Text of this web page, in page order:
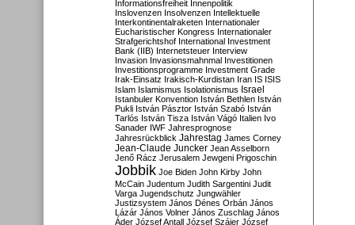
Informationsfreiheit Innenpolitik
Inslovenzen Insolvenzen Intellektuelle
Interkontinentalraketen Internationaler
Eucharistischer Kongress Internationaler
Strafgerichtshof International Investment
Bank (IIB) Internetsteuer Interview
Invasion Invasionsmahnmal Investitionen
Investitionsprogramme Investment Grade
Irak-Einsatz Irakisch-Kurdistan Iran IS ISIS
Islam Islamismus Isolationismus Israel
Istanbuler Konvention István Bethlen István
Pukli István Pásztor István Szabó István
Tarlós István Tisza István Vágó Italien Ivo
Sanader IWF Jahresprognose
Jahresrückblick Jahrestag James Corney
Jean-Claude Juncker Jean Asselborn
Jenő Rácz Jerusalem Jewgeni Prigoschin
Jobbik Joe Biden John Kirby John
McCain Judentum Judith Sargentini Judit
Varga Jugendschutz Jungwähler
Justizsystem János Dénes Orbán János
Lázár János Volner János Zuschlag János
Áder József Antall József Szájer József